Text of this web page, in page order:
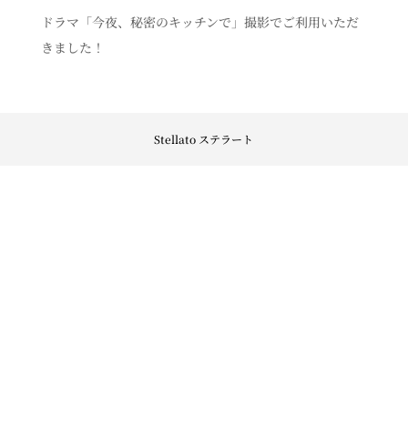
ドラマ「今夜、秘密のキッチンで」撮影でご利用いただ
きました！
Stellato ステラート